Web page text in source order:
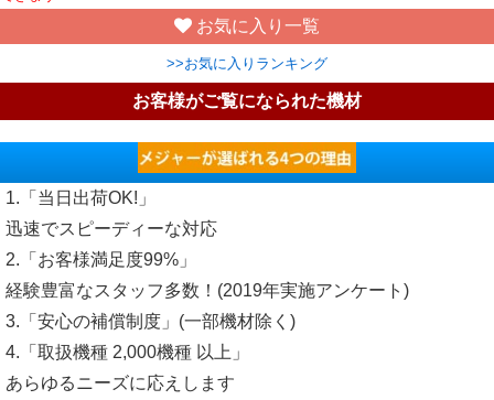
お気に入り一覧
>>お気に入りランキング
お客様がご覧になられた機材
1.「当日出荷OK!」
迅速でスピーディーな対応
2.「お客様満足度99%」
経験豊富なスタッフ多数！(2019年実施アンケート)
3.「安心の補償制度」(一部機材除く)
4.「取扱機種 2,000機種 以上」
あらゆるニーズに応えします